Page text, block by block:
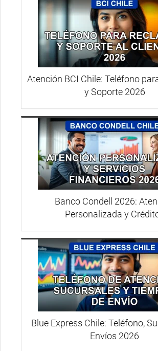
Atención BCI Chile: Teléfono
y Soporte 2026
Banco Condell 2026:
Personalizada y
Blue Express Chile: Teléfono,
Envíos 2026